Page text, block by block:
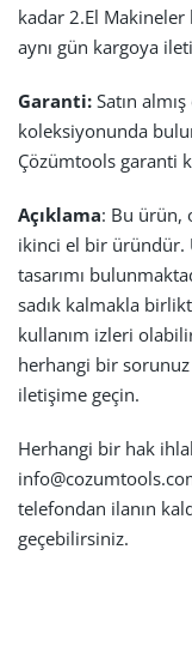
kadar 2.El
aynı gün kargoya
Garanti: Satın
koleksiyonunda
Çözümtools garanti
Açıklama: Bu ürün,
ikinci el bir üründür.
tasarımı
sadık kalmakla
kullanım izleri
herhangi bir
iletişime geçin.
Herhangi bir hak
telefondan ilanın
geçebilirsiniz.